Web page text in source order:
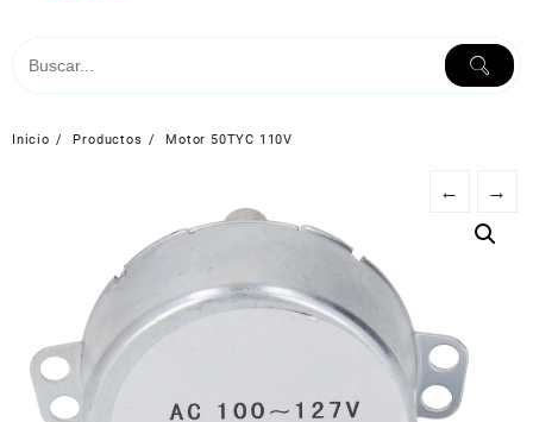
Inicio Productos Motor 50TYC 110V
← →